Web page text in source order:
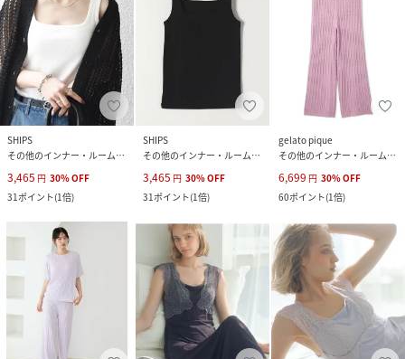
SHIPS
その他のインナー・ルームウェア
3,465 円 30%OFF
31ポイント(1倍)
SHIPS
その他のインナー・ルームウェア
3,465 円 30%OFF
31ポイント(1倍)
gelato pique
その他のインナー・ルームウェア
6,699 円 30%OFF
60ポイント(1倍)